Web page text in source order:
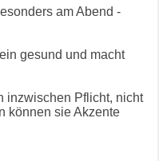
am Abend -
gesund und macht
inzwischen Pflicht, nicht
können sie Akzente